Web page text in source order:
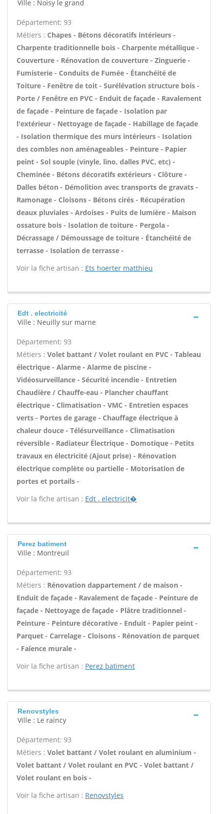
Ville : Noisy le grand
Département: 93
Métiers : Chapes - Bétons décoratifs intérieurs -
Charpente traditionnelle bois - Charpente métallique -
Couverture - Rénovation de couverture - Zinguerie -
Fumisterie - Conduits de Fumée - Étanchéité de
Toiture - Fenêtre de toit - Surélévation structure bois -
Porte / Fenêtre en PVC - Enduit de façade - Ravalement
de façade - Peinture de façade - Isolation par
l'extérieur - Nettoyage de façade - Habillage de façade
- Isolation thermique des murs intérieurs - Isolation
des combles non aménageables - Peinture - Papier
peint - Sol souple (vinyle, lino, dalles PVC, etc) -
Cheminée - Bétons décoratifs extérieurs - Clôture -
Dalles béton - Démolition avec transports de gravats -
Ramonage - Cloisons - Bétons cirés - Récupération
deaux pluviales - Ardoises - Puits de lumière - Maison
ossature bois - Isolation de toiture - Pergola -
Décrassage / Démoussage de toiture - Étanchéité de
terrasse - Isolation de terrasse -
Voir la fiche artisan : Ets hoerter matthieu
Edt . electricité
Ville : Neuilly sur marne
Département: 93
Métiers : Volet battant / Volet roulant en PVC - Tableau
électrique - Alarme - Alarme de piscine -
Vidéosurveillance - Sécurité incendie - Entretien
Chaudière / Chauffe-eau - Plancher chauffant
électrique - Climatisation - VMC - Entretien espaces
verts - Portes de garage - Chauffage électrique à
chaleur douce - Télésurveillance - Climatisation
réversible - Radiateur Électrique - Domotique - Petits
travaux en électricité (Ajout prise) - Rénovation
électrique complète ou partielle - Motorisation de
portes et portails -
Voir la fiche artisan : Edt . electricit�
Perez batiment
Ville : Montreuil
Département: 93
Métiers : Rénovation dappartement / de maison -
Enduit de façade - Ravalement de façade - Peinture de
façade - Nettoyage de façade - Plâtre traditionnel -
Peinture - Peinture décorative - Enduit - Papier peint -
Parquet - Carrelage - Cloisons - Rénovation de parquet
- Faïence murale -
Voir la fiche artisan : Perez batiment
Renovstyles
Ville : Le raincy
Département: 93
Métiers : Volet battant / Volet roulant en aluminium -
Volet battant / Volet roulant en PVC - Volet battant /
Volet roulant en bois -
Voir la fiche artisan : Renovstyles